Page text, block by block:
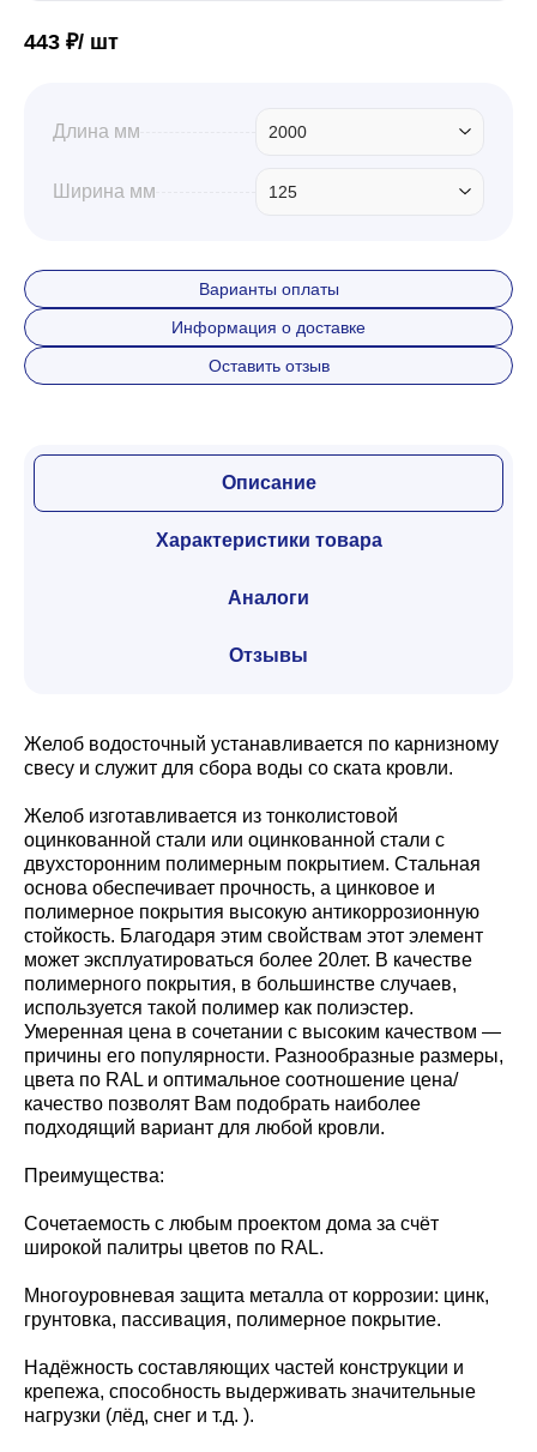
Профили для гипсокартона
Дача и сад
443 ₽/ шт
Длина мм 2000
Ширина мм 125
Варианты оплаты
Информация о доставке
Оставить отзыв
Описание
Характеристики товара
Аналоги
Отзывы
Желоб водосточный устанавливается по карнизному
свесу и служит для сбора воды со ската кровли.
Желоб изготавливается из тонколистовой
оцинкованной стали или оцинкованной стали с
двухсторонним полимерным покрытием. Стальная
основа обеспечивает прочность, а цинковое и
полимерное покрытия высокую антикоррозионную
стойкость. Благодаря этим свойствам этот элемент
может эксплуатироваться более 20лет. В качестве
полимерного покрытия, в большинстве случаев,
используется такой полимер как полиэстер.
Умеренная цена в сочетании с высоким качеством —
причины его популярности. Разнообразные размеры,
цвета по RAL и оптимальное соотношение цена/
качество позволят Вам подобрать наиболее
подходящий вариант для любой кровли.
Преимущества:
Сочетаемость с любым проектом дома за счёт
широкой палитры цветов по RAL.
Многоуровневая защита металла от коррозии: цинк,
грунтовка, пассивация, полимерное покрытие.
Надёжность составляющих частей конструкции и
крепежа, способность выдерживать значительные
нагрузки (лёд, снег и т.д. ).